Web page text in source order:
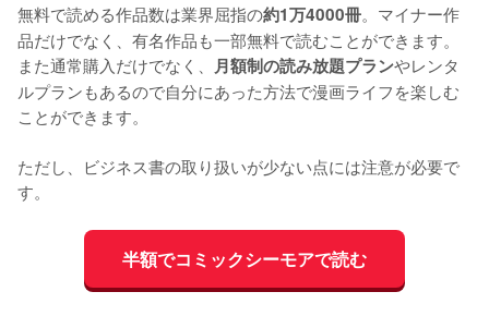
無料で読める作品数は業界屈指の約1万4000冊。マイナー作
品だけでなく、有名作品も一部無料で読むことができます。
また通常購入だけでなく、 月額制の読み放題プランやレンタ
ルプランもあるので自分にあった方法で漫画ライフを楽しむ
ことができます。
ただし、ビジネス書の取り扱いが少ない点には注意が必要で
す。
半額でコミックシーモアで読む